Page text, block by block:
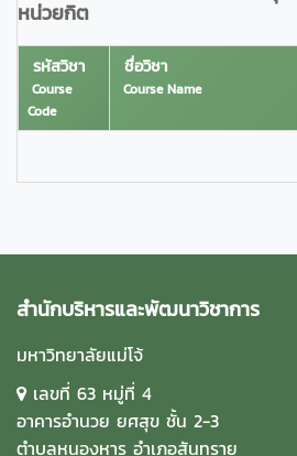
หน่วยกิต
รหัสวิชา
Course
Code
ชื่อวิชา
Course Name
สำนักบริหารและพัฒนาวิชาการ
มหาวิทยาลัยแม่โจ้
เลขที่ 63 หมู่ที่ 4
อาคารอำนวย ยศสุข ชั้น 2-3
ตำบลหนองหาร อำเภอสันทราย